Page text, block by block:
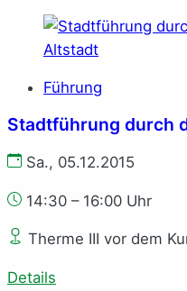
Führung
Stadtführung durch
Sa., 05.12.2015
14:30 – 16:00 Uhr
Therme III vor dem
Details